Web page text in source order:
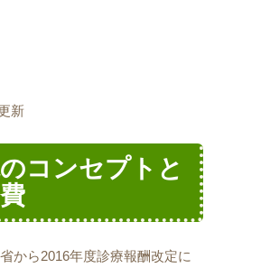
新
コンセプトと
から2016年度診療報酬改定に